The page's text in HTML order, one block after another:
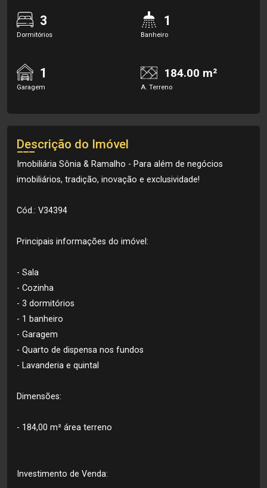
3
Dormitórios
1
Banheiro
1
Garagem
184.00 m²
A. Terreno
Descrição do Imóvel
Imobiliária Sônia & Ramalho - Para além de negócios
imobiliários, tradição, inovação e exclusividade!
Cód.: V34394
Principais informações do imóvel:
- Sala
- Cozinha
- 3 dormitórios
- 1 banheiro
- Garagem
- Quarto de dispensa nos fundos
- Lavanderia e quintal
Dimensões:
- 184,00 m² área terreno
Investimento de Venda: